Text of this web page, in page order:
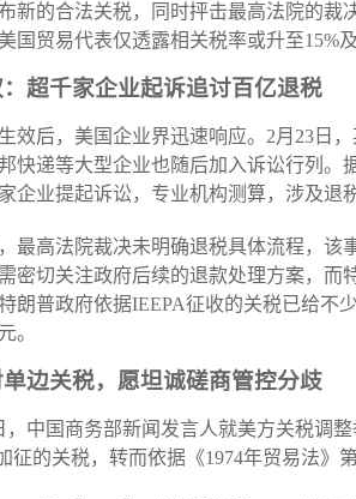
新的合法关税，同时抨击最高法院的
国贸易代表仅透露相关税率或升至15%
超千家企业起诉追讨百亿退税
效后，美国企业界迅速响应。2月23日
快递等大型企业也随后加入诉讼行列
企业提起诉讼，专业机构测算，涉及退
最高法院裁决未明确退税具体流程，
密切关注政府后续的退款处理方案，
朗普政府依据IEEPA征收的关税已给不
。
边关税，愿坦诚磋商管控分歧
，中国商务部新闻发言人就美方关税调
征的关税，转而依据《1974年贸易法》